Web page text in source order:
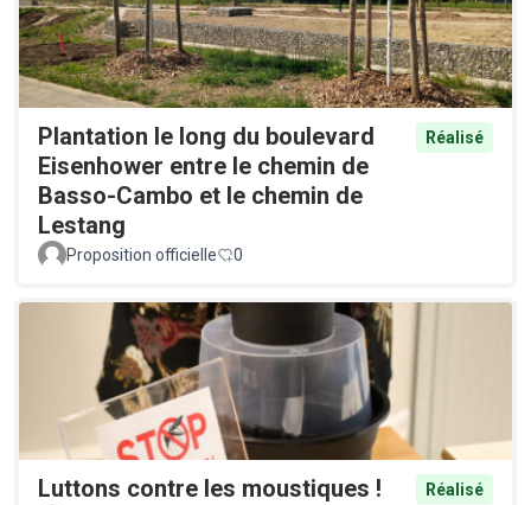
Plantation le long du boulevard
Eisenhower entre le chemin de
Basso-Cambo et le chemin de
Lestang
Réalisé
Proposition officielle 0
Luttons contre les moustiques !
Réalisé